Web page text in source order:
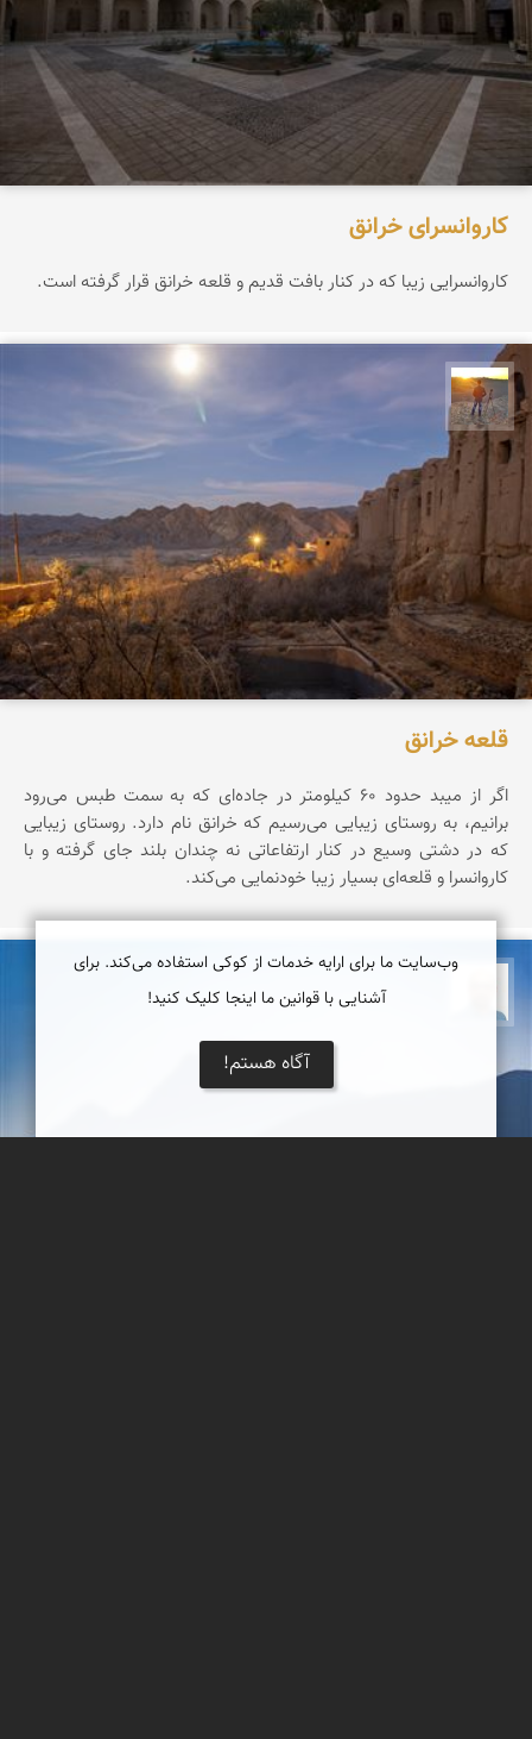
کاروانسرای خرانق
کاروانسرایی زیبا که در کنار بافت قدیم و قلعه خرانق قرار گرفته است.
قلعه خرانق
اگر از میبد حدود ۶۰ کیلومتر در جاده‌ای که به سمت طبس می‌رود
برانیم، به روستای زیبایی می‌رسیم که خرانق نام دارد. روستای زیبایی
که در دشتی وسیع در کنار ارتفاعاتی نه چندان بلند جای گرفته و با
کاروانسرا و قلعه‌ای بسیار زیبا خودنمایی می‌کند.
بابک ارجمندی
وب‌سایت ما برای ارایه خدمات از کوکی استفاده می‌کند. برای
آشنایی با قوانین ما اینجا کلیک کنید!
آگاه هستم!